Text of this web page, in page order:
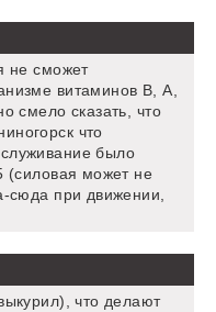
не сможет
витаминов В, А,
смело сказать, что
что
было
(силовая может не
сюда при движении,
что делают